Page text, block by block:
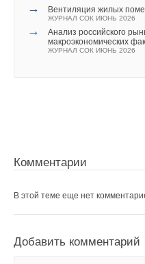
→ Вентиляция жилых
ЖУРНАЛ СОК ИЮНЬ 2026
→
Анализ российского
макроэкономических
ЖУРНАЛ СОК ИЮНЬ 2026
Комментарии
В этой теме еще нет
Добавить комментарий